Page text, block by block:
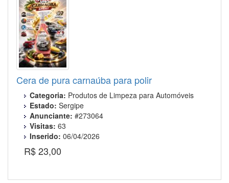
Cera de pura carnaúba para polir
Categoria: Produtos de Limpeza para Automóveis
Estado: Sergipe
Anunciante: #273064
Visitas: 63
Inserido: 06/04/2026
R$ 23,00